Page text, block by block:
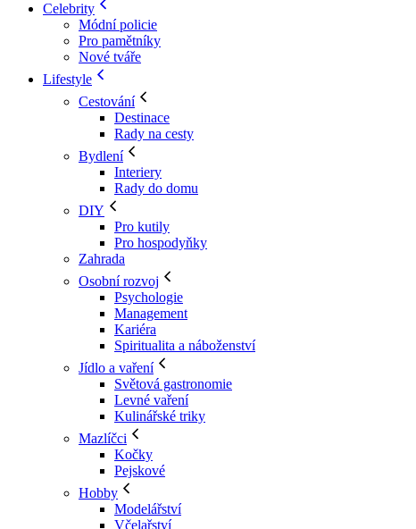
Celebrity
Módní policie
Pro pamětníky
Nové tváře
Lifestyle
Cestování
Destinace
Rady na cesty
Bydlení
Interiery
Rady do domu
DIY
Pro kutily
Pro hospodyňky
Zahrada
Osobní rozvoj
Psychologie
Management
Kariéra
Spiritualita a náboženství
Jídlo a vaření
Světová gastronomie
Levné vaření
Kulinářské triky
Mazlíčci
Kočky
Pejskové
Hobby
Modelářství
Včelařství